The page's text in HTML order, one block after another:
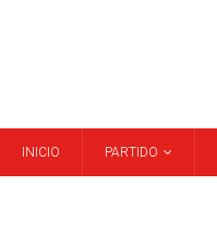
INICIO PARTIDO